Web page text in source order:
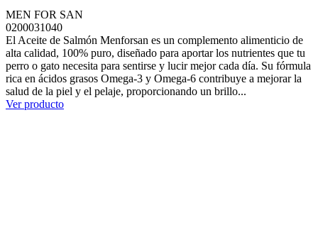
MEN FOR SAN
0200031040
El Aceite de Salmón Menforsan es un complemento alimenticio de
alta calidad, 100% puro, diseñado para aportar los nutrientes que tu
perro o gato necesita para sentirse y lucir mejor cada día. Su fórmula
rica en ácidos grasos Omega-3 y Omega-6 contribuye a mejorar la
salud de la piel y el pelaje, proporcionando un brillo...
Ver producto